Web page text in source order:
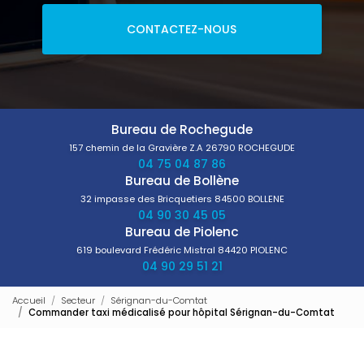
CONTACTEZ-NOUS
Bureau de Rochegude
157 chemin de la Gravière Z.A 26790 ROCHEGUDE
04 75 04 87 86
Bureau de Bollène
32 impasse des Bricquetiers 84500 BOLLENE
04 90 30 45 05
Bureau de Piolenc
619 boulevard Frédéric Mistral 84420 PIOLENC
04 90 29 51 21
Accueil Secteur
Sérignan-du-Comtat
Commander taxi médicalisé pour hôpital Sérignan-du-Comtat